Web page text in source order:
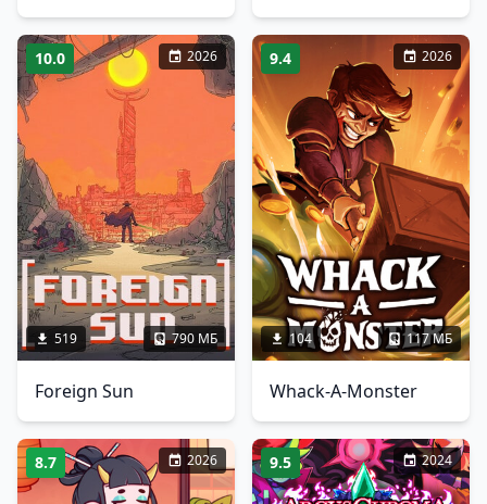
10.0 2026
519 790 МБ
Foreign Sun
9.4 2026
104 117 МБ
Whack-A-Monster
8.7 2026 9.5 2024